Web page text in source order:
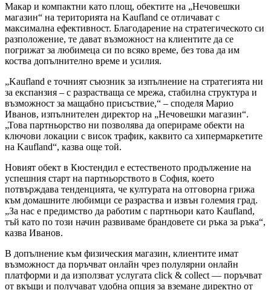
Макар и компактни като площ, обектите на „Нечовешки
магазин“ на територията на Kaufland се отличават с
максимална ефективност. Благодарение на стратегическото си
разположение, те дават възможност на клиентите да се
погрижат за любимеца си по всяко време, без това да им
коства допълнително време и усилия.
„Kaufland е точният съюзник за изпълнение на стратегията ни
за експанзия – с разрастваща се мрежа, стабилна структура и
възможност за мащабно присъствие,“ – споделя Марио
Иванов, изпълнителен директор на „Нечовешки магазин“.
„Това партньорство ни позволява да оперираме обекти на
ключови локации с висок трафик, каквито са хипермаркетите
на Kaufland“, казва още той.
Новият обект в Кюстендил е естественото продължение на
успешния старт на партньорството в София, което
потвърждава тенденцията, че културата на отговорна грижа
към домашните любимци се разраства и извън големия град.
„За нас е предимство да работим с партньори като Kaufland,
тъй като по този начин развиваме брандовете си ръка за ръка“,
казва Иванов.
В допълнение към физическия магазин, клиентите имат
възможност да поръчват онлайн чрез полулярни онлайн
платформи и да използват услугата click & collect — поръчват
от вкъщи и получават удобна опция за вземане директно от